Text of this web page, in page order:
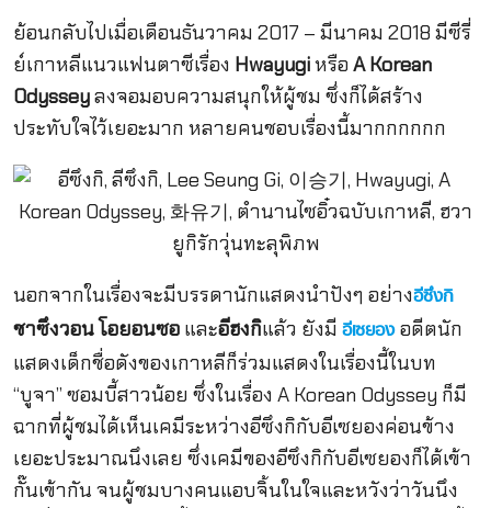
ย้อนกลับไปเมื่อเดือนธันวาคม 2017 – มีนาคม 2018 มีซีรี่
ย์เกาหลีแนวแฟนตาซีเรื่อง Hwayugiหรือ A Korean
Odysseyลงจอมอบความสนุกให้ผู้ชม ซึ่งก็ได้สร้าง
ประทับใจไว้เยอะมาก หลายคนชอบเรื่องนี้มากกกกกก
นอกจากในเรื่องจะมีบรรดานักแสดงนำปังๆ อย่างอีซึงกิ
ชาซึงวอน โอยอนซอและอีฮงกิแล้ว ยังมี อีเซยอง อดีตนัก
แสดงเด็กชื่อดังของเกาหลีก็ร่วมแสดงในเรื่องนี้ในบท
“บูจา” ซอมบี้สาวน้อย ซึ่งในเรื่อง A Korean Odyssey ก็มี
ฉากที่ผู้ชมได้เห็นเคมีระหว่างอีซึงกิกับอีเซยองค่อนข้าง
เยอะประมาณนึงเลย ซึ่งเคมีของอีซึงกิกับอีเซยองก็ได้เข้า
กั๊นเข้ากัน จนผู้ชมบางคนแอบจิ้นในใจและหวังว่าวันนึง